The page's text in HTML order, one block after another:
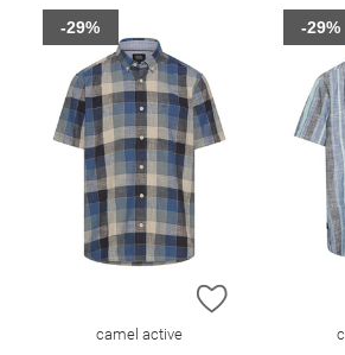
ZUR
camel active
-29% -29%